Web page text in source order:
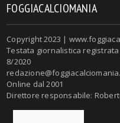
FOGGIACALCIOMANIA
Copyright 2023 |
Testata giornalistica
8/2020
Online dal 2001
Direttore responsabile: